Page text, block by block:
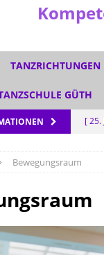
TANZRICHTUNGEN
GÜTH
[ 25.
[
Bewegungsraum